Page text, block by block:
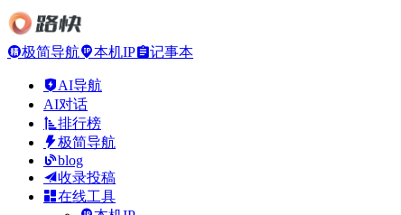
极简导航 本机IP 记事本
AI导航
AI对话
排行榜
极简导航
blog
收录投稿
在线工具